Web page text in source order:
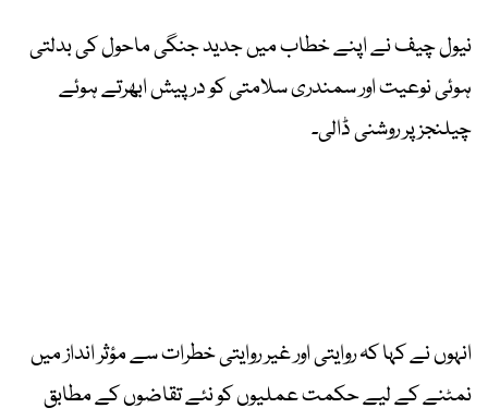
نیول چیف نے اپنے خطاب میں جدید جنگی ماحول کی بدلتی
ہوئی نوعیت اور سمندری سلامتی کو درپیش ابھرتے ہوئے
چیلنجز پر روشنی ڈالی۔
انہوں نے کہا کہ روایتی اور غیر روایتی خطرات سے مؤثر انداز میں
نمٹنے کے لیے حکمت عملیوں کو نئے تقاضوں کے مطابق